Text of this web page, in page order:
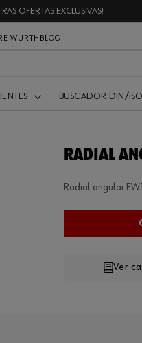
OFERTAS EXCLUSIVAS!
WÜRTH BLOG
BUSCADOR DIN/ISO
RADIAL
Radial angular
Ver